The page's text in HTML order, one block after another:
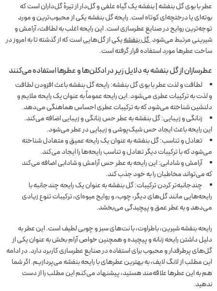
عطر با بوی گل بنفشه | بنفشه یک گیاه علفی و گل‌دار از تیرهٔ گل‌داران است که
بوته‌ای یا درختچه‌ای کوتاه است. رایحه گل بنفشه یکی از محبوب‌ترین و مورد
توجه‌ترین روایح در صنایع عطرسازی است. این رایحه اغلب به لطافت، آرامش و
شیرینی مرتبط می‌شود.گل بنفشهیکی از گل‌هایی است که از گذشته تا به امروز در
ساخت عطرها مورد استفاده قرار گرفته است.
عطرسازان از گل بنفشه به دلایل زیر در ادکلن‌ها و عطرها استفاده می‌کنند
لطافت و لذت عطر با بوی گل بنفشه: رایحه گل بنفشه باعث افزودن لطافت
و لذت به ترکیبات عطری می‌شود. این رایحه عموماً به عنوان یک رایحه ملایم و
دلنشین شناخته می‌شود که به ترکیبات عطری احساس هماهنگی می‌دهد.
زنانگی و زیبایی: گل بنفشه به عطر حس زنانگی و زیبایی اضافه می‌کند.
این رایحه باعث ایجاد حس شیک‌پوشی و زیبایی در عطر می‌شود.
تعادل و تناسب: گل بنفشه به عنوان یک رایحه عمیق و متعادل شناخته
می‌شود که با ترکیبات دیگر تعادل و تناسب رایحه‌ها را ایجاد می‌کند.
آرامش و شادابی: این رایحه به عطر حس آرامش و شادابی اضافه می‌کند
که می‌تواند مخاطبان را به خود جذب کند.
چندجانبه‌تر کردن ترکیبات: گل بنفشه به عنوان یک رایحه چندجانبه با
رایحه‌هایی مانند گل‌های دیگر، چوب، و روایح میوه‌ای، ترکیبات تنوع زیادی
می‌دهد و به عطر عمق و پیچیدگی می‌بخشد.
رایحه بنفشه شیرین، باطراوت، با نت‌های سبز و چوبی لطیف است. این عطر به
دلیل داشتن رایحه زنانه و پیچیده و همچنین خواص آرام بخش به عنوان یکی از
گل‌های پرطرفدار و محبوب برای استفاده در صنایع عطرسازی کاربرد دارد. در ادامه
این مطلب از لانگ لایف، به بهترین عطرهای با رایحه بنفشه می‌پردازیم. اگر شما
هم به این عطرها علاقه‌مند هستید، پیشنهاد می‌کنم این مطلب را از دست
ندهید.